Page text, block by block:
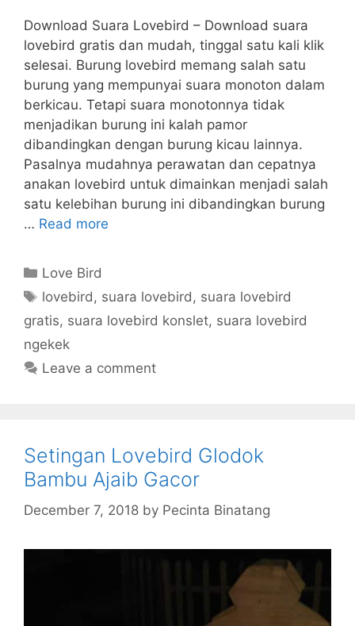
Download Suara Lovebird – Download suara
lovebird gratis dan mudah, tinggal satu kali klik
selesai. Burung lovebird memang salah satu
burung yang mempunyai suara monoton dalam
berkicau. Tetapi suara monotonnya tidak
menjadikan burung ini kalah pamor
dibandingkan dengan burung kicau lainnya.
Pasalnya mudahnya perawatan dan cepatnya
anakan lovebird untuk dimainkan menjadi salah
satu kelebihan burung ini dibandingkan burung
… Read more
Categories
Love Bird
Tags
lovebird, suara lovebird, suara lovebird
gratis, suara lovebird konslet, suara lovebird
ngekek
Leave a comment
Setingan Lovebird Glodok
Bambu Ajaib Gacor
December 7, 2018 by Pecinta Binatang